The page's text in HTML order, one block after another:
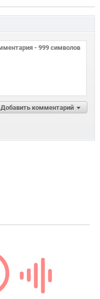
Добавить комментарий